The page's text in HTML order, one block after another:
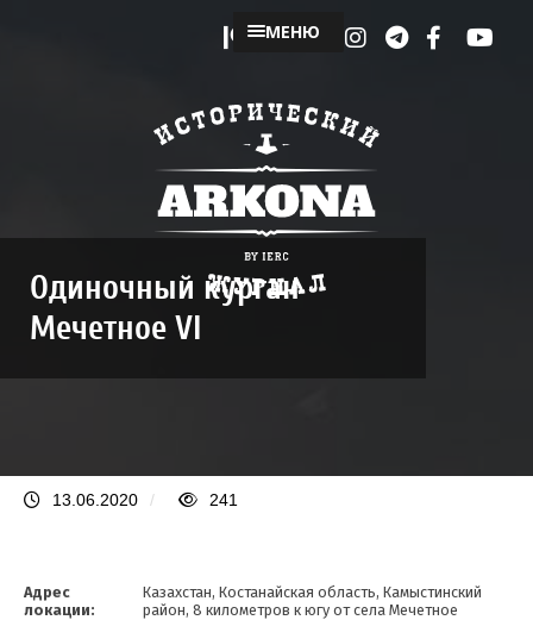
МЕНЮ
Одиночный курган
Мечетное VI
13.06.2020 / 241
Адрес
локации:
Казахстан, Костанайская область, Камыстинский
район, 8 километров к югу от села Мечетное